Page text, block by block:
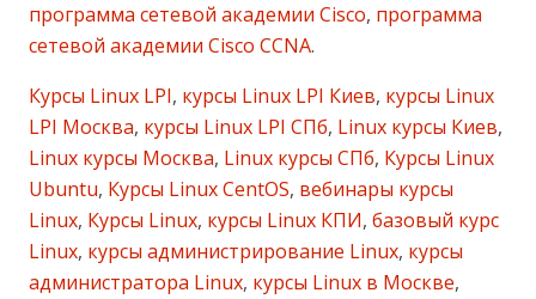
программа сетевой академии Cisco, программа
сетевой академии Cisco CCNA.
Курсы Linux LPI, курсы Linux LPI Киев, курсы Linux
LPI Москва, курсы Linux LPI СПб, Linux курсы Киев,
Linux курсы Москва, Linux курсы СПб, Курсы Linux
Ubuntu, Курсы Linux CentOS, вебинары курсы
Linux, Курсы Linux, курсы Linux КПИ, базовый курс
Linux, курсы администрирование Linux, курсы
администратора Linux, курсы Linux в Москве,